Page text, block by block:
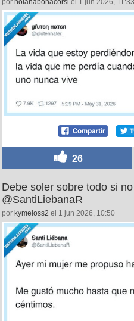
por nolanabonacorsi el 1 jun 2026, 11:33
26
Debe soler sobre todo si
@SantiLiebanaR
por kymeloss2 el 1 jun 2026, 10:50